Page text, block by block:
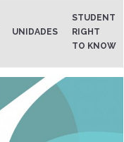
UNIDADES
STUDENT
RIGHT
TO KNOW